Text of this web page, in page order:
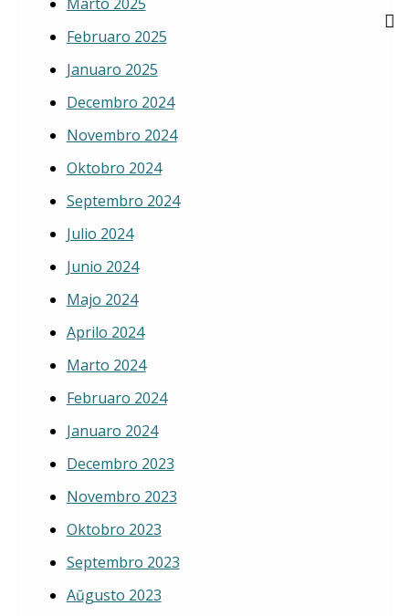
Februaro 2025
Januaro 2025
Decembro 2024
Novembro 2024
Oktobro 2024
Septembro 2024
Julio 2024
Junio 2024
Majo 2024
Aprilo 2024
Marto 2024
Februaro 2024
Januaro 2024
Decembro 2023
Novembro 2023
Oktobro 2023
Septembro 2023
Aŭgusto 2023